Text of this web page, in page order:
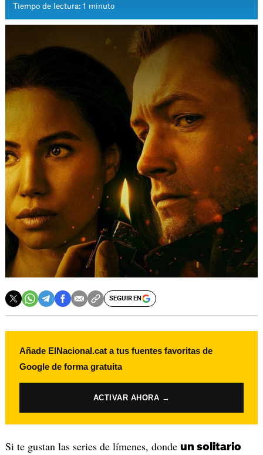
Tiempo de lectura: 1 minuto
SEGUIR EN
Añade ElNacional.cat a tus fuentes favoritas de
Google de forma gratuita
ACTIVAR AHORA →
Si te gustan las series de límenes, donde un solitario